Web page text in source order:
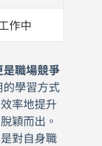
作中
是職場競爭
的學習方式
率地提升
穎而出。
對自身職